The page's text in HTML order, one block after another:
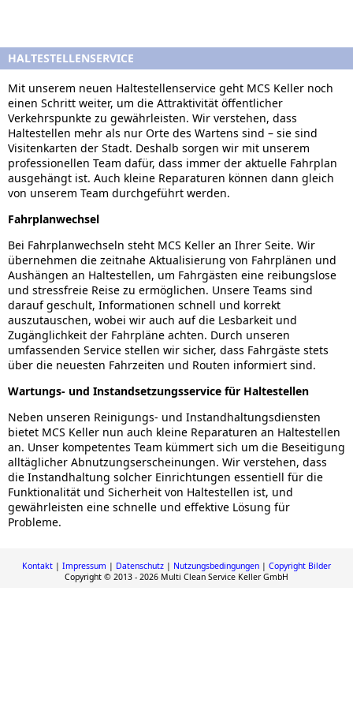
HALTESTELLENSERVICE
Mit unserem neuen Haltestellenservice geht MCS Keller noch
einen Schritt weiter, um die Attraktivität öffentlicher
Verkehrspunkte zu gewährleisten. Wir verstehen, dass
Haltestellen mehr als nur Orte des Wartens sind – sie sind
Visitenkarten der Stadt. Deshalb sorgen wir mit unserem
professionellen Team dafür, dass immer der aktuelle Fahrplan
ausgehängt ist. Auch kleine Reparaturen können dann gleich
von unserem Team durchgeführt werden.
Fahrplanwechsel
Bei Fahrplanwechseln steht MCS Keller an Ihrer Seite. Wir
übernehmen die zeitnahe Aktualisierung von Fahrplänen und
Aushängen an Haltestellen, um Fahrgästen eine reibungslose
und stressfreie Reise zu ermöglichen. Unsere Teams sind
darauf geschult, Informationen schnell und korrekt
auszutauschen, wobei wir auch auf die Lesbarkeit und
Zugänglichkeit der Fahrpläne achten. Durch unseren
umfassenden Service stellen wir sicher, dass Fahrgäste stets
über die neuesten Fahrzeiten und Routen informiert sind.
Wartungs- und Instandsetzungsservice für Haltestellen
Neben unseren Reinigungs- und Instandhaltungsdiensten
bietet MCS Keller nun auch kleine Reparaturen an Haltestellen
an. Unser kompetentes Team kümmert sich um die Beseitigung
alltäglicher Abnutzungserscheinungen. Wir verstehen, dass
die Instandhaltung solcher Einrichtungen essentiell für die
Funktionalität und Sicherheit von Haltestellen ist, und
gewährleisten eine schnelle und effektive Lösung für
Probleme.
Kontakt | Impressum | Datenschutz | Nutzungsbedingungen | Copyright Bilder
Copyright © 2013 - 2026 Multi Clean Service Keller GmbH